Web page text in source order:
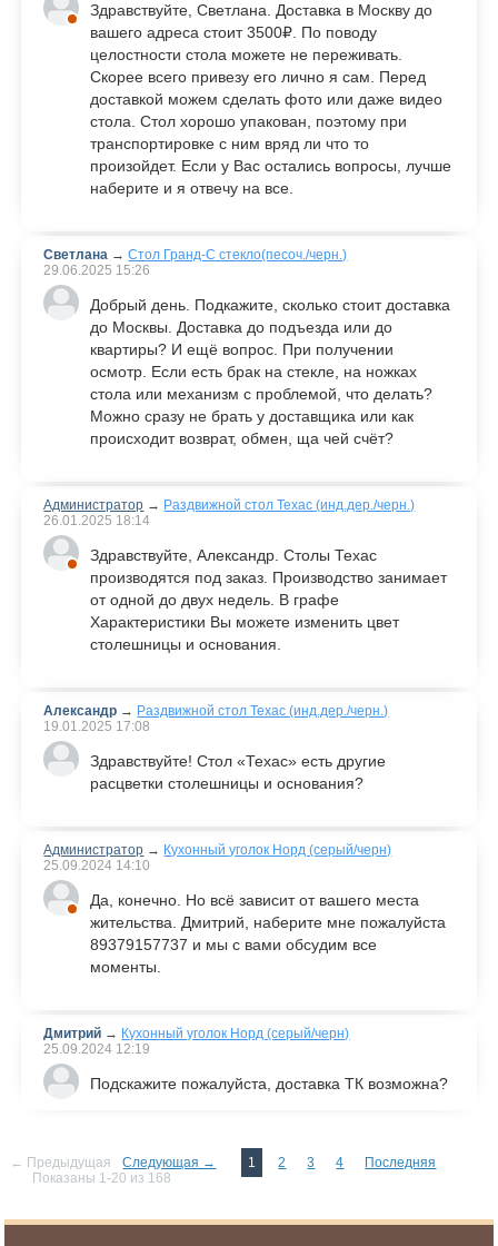
Здравствуйте, Светлана. Доставка в Москву до
вашего адреса стоит 3500₽. По поводу
целостности стола можете не переживать.
Скорее всего привезу его лично я сам. Перед
доставкой можем сделать фото или даже видео
стола. Стол хорошо упакован, поэтому при
транспортировке с ним вряд ли что то
произойдет. Если у Вас остались вопросы, лучше
наберите и я отвечу на все.
Светлана →Стол Гранд-С стекло(песоч./черн.)
29.06.2025 15:26
Добрый день. Подкажите, сколько стоит доставка
до Москвы. Доставка до подъезда или до
квартиры? И ещё вопрос. При получении
осмотр. Если есть брак на стекле, на ножках
стола или механизм с проблемой, что делать?
Можно сразу не брать у доставщика или как
происходит возврат, обмен, ща чей счёт?
Администратор → Раздвижной стол Техас (инд.дер./черн.)
26.01.2025 18:14
Здравствуйте, Александр. Столы Техас
производятся под заказ. Производство занимает
от одной до двух недель. В графе
Характеристики Вы можете изменить цвет
столешницы и основания.
Александр → Раздвижной стол Техас (инд.дер./черн.)
19.01.2025 17:08
Здравствуйте! Стол «Техас» есть другие
расцветки столешницы и основания?
Администратор → Кухонный уголок Норд (серый/черн)
25.09.2024 14:10
Да, конечно. Но всё зависит от вашего места
жительства. Дмитрий, наберите мне пожалуйста
89379157737 и мы с вами обсудим все
моменты.
Дмитрий → Кухонный уголок Норд (серый/черн)
25.09.2024 12:19
Подскажите пожалуйста, доставка ТК возможна?
← Предыдущая Следующая → 1 2 3 4
Последняя
Показаны 1-20 из 168